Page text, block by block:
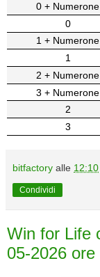
0 + Numerone
0
1 + Numerone
1
2 + Numerone
3 + Numerone
2
3
bitfactory alle 12:10
Condividi
Win for Life
05-2026 ore